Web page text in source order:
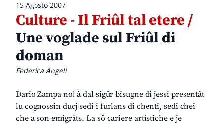
15 Agosto 2007
Culture - Il Friûl tal etere /
Une voglade sul Friûl di
doman
Federica Angeli
Dario Zampa nol à dal sigûr bisugne di jessi presentât
lu cognossin ducj sedi i furlans di chenti, sedi chei
che a son emigrâts. La sô cariere artistiche e je